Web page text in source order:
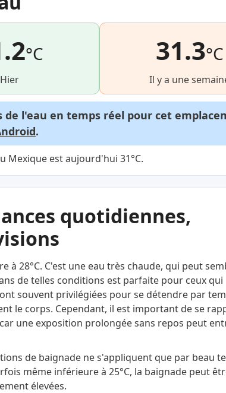
°C
Hier
31.3°C
Il y a une
l'eau en temps réel pour cet
.
Mexique est aujourd'hui 31°C.
quotidiennes,
à 28°C. C'est une eau très chaude, qui peut
de telles conditions est parfaite pour ceux qui
souvent privilégiées pour se détendre par
le corps. Cependant, il est important de se
une exposition prolongée sans repos peut
de baignade ne s'appliquent que par beau
même inférieure à 25°C, la baignade peut
élevées.